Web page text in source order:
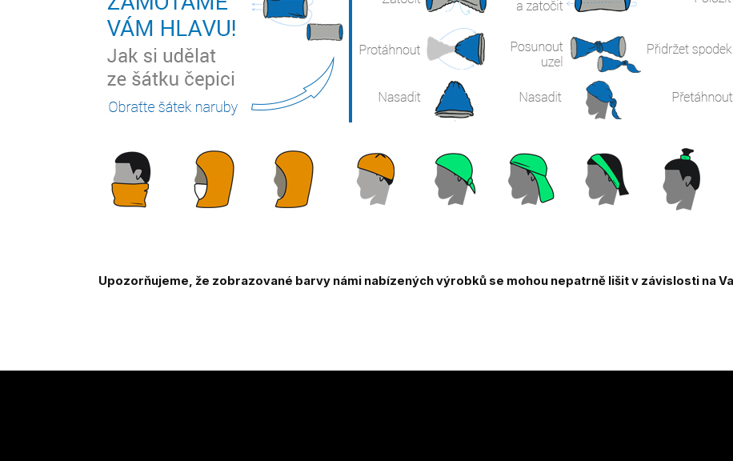
Upozorňujeme, že zobrazované barvy námi nabízených výrobků se mohou nepatrně lišit v závislosti na